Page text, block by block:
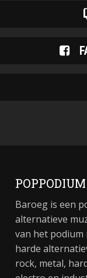
Baroeg is een
alternatieve
van het
harde
rock, metal,